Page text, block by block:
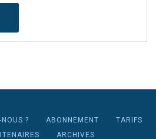
? ABONNEMENT
TARIFS
ARCHIVES